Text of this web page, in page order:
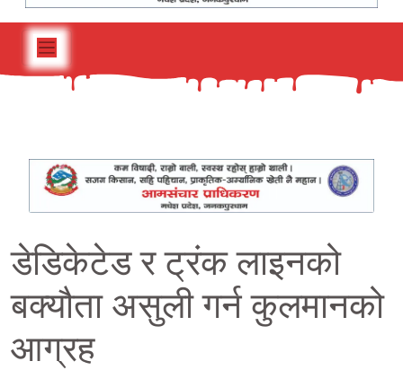
डेडिकेटेड र ट्रंक लाइनको
बक्यौता असुली गर्न कुलमानको
आग्रह